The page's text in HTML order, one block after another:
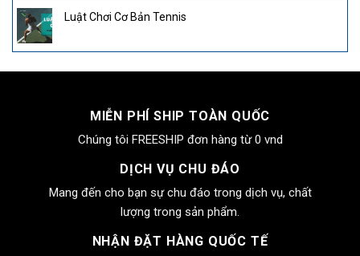
Luật Chơi Cơ Bản Tennis
MIỄN PHÍ SHIP TOÀN QUỐC
Chúng tôi FREESHIP đơn hàng từ 0 vnd
DỊCH VỤ CHU ĐÁO
Mang đến cho bạn sự chu đáo trong dịch vụ, chất
lượng trong sản phẩm.
NHẬN ĐẶT HÀNG QUỐC TẾ